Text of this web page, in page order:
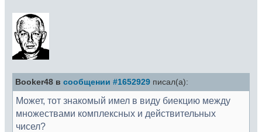
Booker48 в сообщении #1652929 писал(а):
Может, тот знакомый имел в виду биекцию между
множествами комплексных и действительных
чисел?